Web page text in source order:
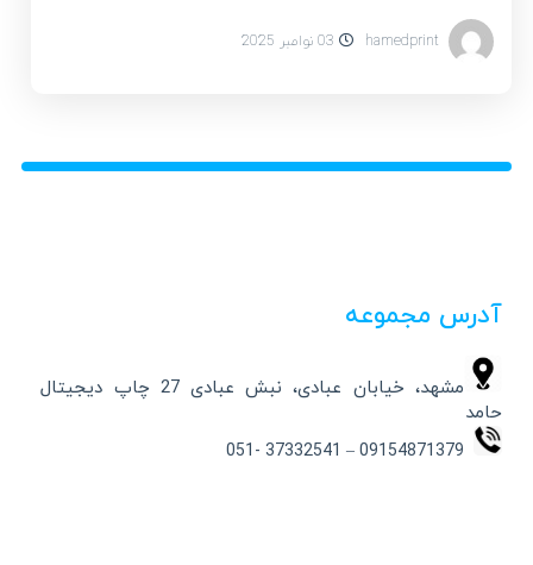
hamedprint 03 نوامبر 2025
آدرس مجموعه
مشهد، خیابان عبادی، نبش عبادی 27 چاپ دیجیتال
حامد